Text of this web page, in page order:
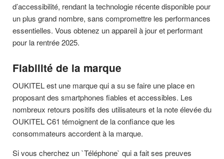
d’accessibilité, rendant la technologie récente disponible pour
un plus grand nombre, sans compromettre les performances
essentielles. Vous obtenez un appareil à jour et performant
pour la rentrée 2025.
Fiabilité de la marque
OUKITEL est une marque qui a su se faire une place en
proposant des smartphones fiables et accessibles. Les
nombreux retours positifs des utilisateurs et la note élevée du
OUKITEL C61 témoignent de la confiance que les
consommateurs accordent à la marque.
Si vous cherchez un `Téléphone` qui a fait ses preuves